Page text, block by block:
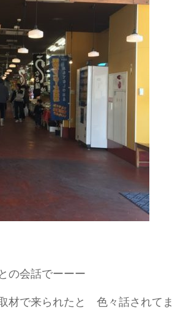
の会話でーーー
材で来られたと 色々話されてま